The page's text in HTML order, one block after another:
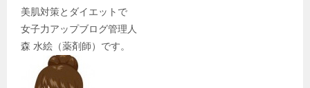
美肌対策とダイエットで
女子力アップブログ管理人
森 水絵（薬剤師）です。